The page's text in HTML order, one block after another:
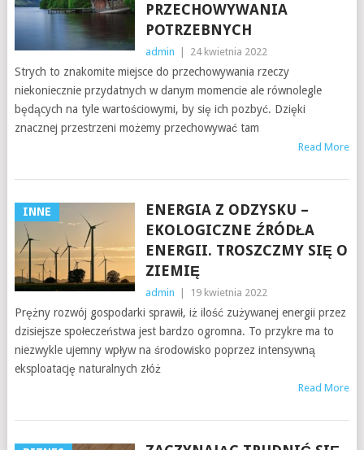
PRZECHOWYWANIA
POTRZEBNYCH
admin 24 kwietnia 2022
Strych to znakomite miejsce do przechowywania rzeczy
niekoniecznie przydatnych w danym momencie ale równolegle
będących na tyle wartościowymi, by się ich pozbyć. Dzięki
znacznej przestrzeni możemy przechowywać tam
Read More
INNE
ENERGIA Z ODZYSKU –
EKOLOGICZNE ŹRÓDŁA
ENERGII. TROSZCZMY SIĘ O
ZIEMIĘ
admin 19 kwietnia 2022
Prężny rozwój gospodarki sprawił, iż ilość zużywanej energii przez
dzisiejsze społeczeństwa jest bardzo ogromna. To przykre ma to
niezwykle ujemny wpływ na środowisko poprzez intensywną
eksploatację naturalnych złóż
Read More